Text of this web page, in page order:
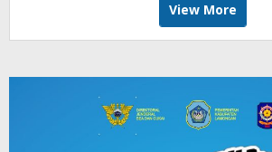
View More